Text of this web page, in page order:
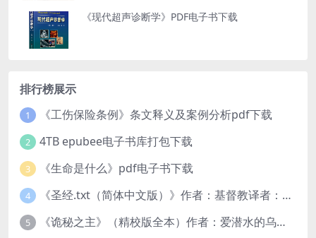
《现代超声诊断学》PDF电子书下载
排行榜展示
1 《工伤保险条例》条文释义及案例分析pdf下载
2 4TB epubee电子书库打包下载
3 《生命是什么》pdf电子书下载
4 《圣经.txt（简体中文版）》作者：基督教译者：中国基督教协会
5 《诡秘之主》（精校版全本）作者：爱潜水的乌贼txt